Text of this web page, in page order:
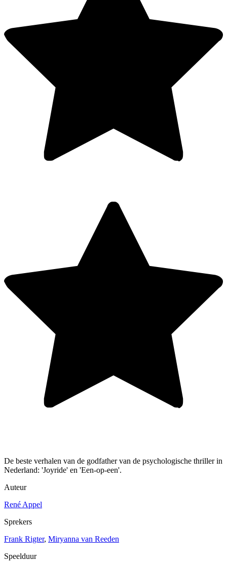
De beste verhalen van de godfather van de psychologische thriller in
Nederland: 'Joyride' en 'Een-op-een'.
Auteur
René Appel
Sprekers
Frank Rigter, Miryanna van Reeden
Speelduur